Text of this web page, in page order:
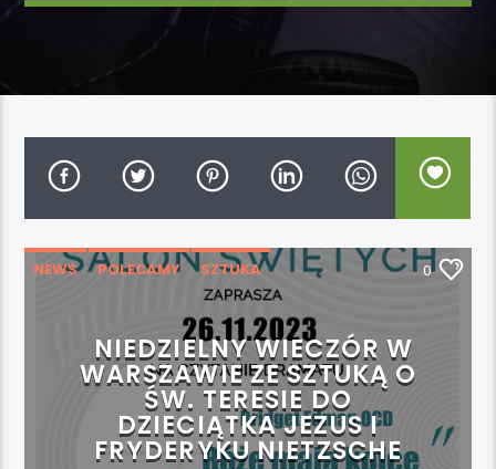
NEWS POLECAMY
SZTUKA
0
NIEDZIELNY WIECZÓR W
WARSZAWIE ZE SZTUKĄ O
ŚW. TERESIE DO
DZIECIĄTKA JEZUS I
FRYDERYKU NIETZSCHE